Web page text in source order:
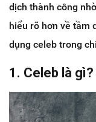
dịch thành công
hiểu rõ hơn về tầm
dụng celeb trong
1. Celeb là gì?